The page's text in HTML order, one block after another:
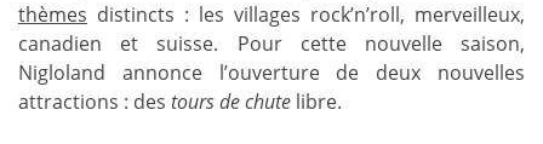
thèmes distincts : les villages rock’n’roll, merveilleux,
canadien et suisse. Pour cette nouvelle saison,
Nigloland annonce l’ouverture de deux nouvelles
attractions : des tours de chute libre.